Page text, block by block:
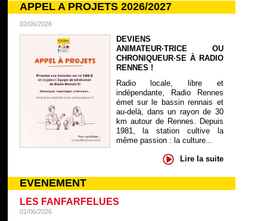
APPEL A PROJETS 2026/2027
02/06/2026
DEVIENS
ANIMATEUR·TRICE OU
CHRONIQUEUR·SE À RADIO
RENNES !
Radio locale, libre et
indépendante, Radio Rennes
émet sur le bassin rennais et
au-delà, dans un rayon de 30
km autour de Rennes. Depuis
1981, la station cultive la
même passion : la culture...
Lire la suite
EVENEMENT
LES FANFARFELUES
01/06/2026